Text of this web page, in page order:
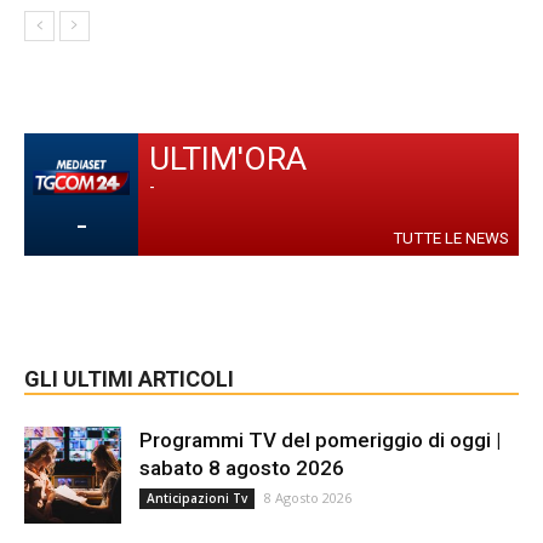
-
ULTIM'ORA
-
TUTTE LE NEWS
GLI ULTIMI ARTICOLI
Programmi TV del pomeriggio di oggi |
sabato 8 agosto 2026
Anticipazioni Tv 8 Agosto 2026